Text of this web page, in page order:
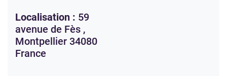
Localisation : 59
avenue de Fès ,
Montpellier 34080
France